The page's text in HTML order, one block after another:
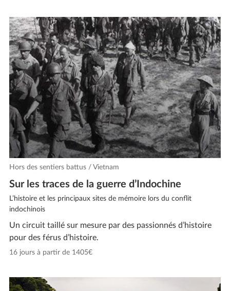
Hors des sentiers battus / Vietnam
Sur les traces de la guerre d’Indochine
L’histoire et les principaux sites de mémoire lors du conflit
indochinois
Un circuit taillé sur mesure par des passionnés d’histoire
pour des férus d’histoire.
16 jours à partir de 1405€